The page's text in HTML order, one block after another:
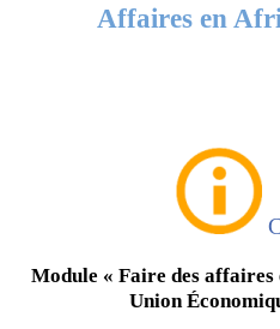
Affaires en
Module « Faire des affaires
Union